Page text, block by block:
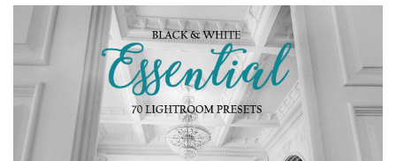
Ücretsiz indirin